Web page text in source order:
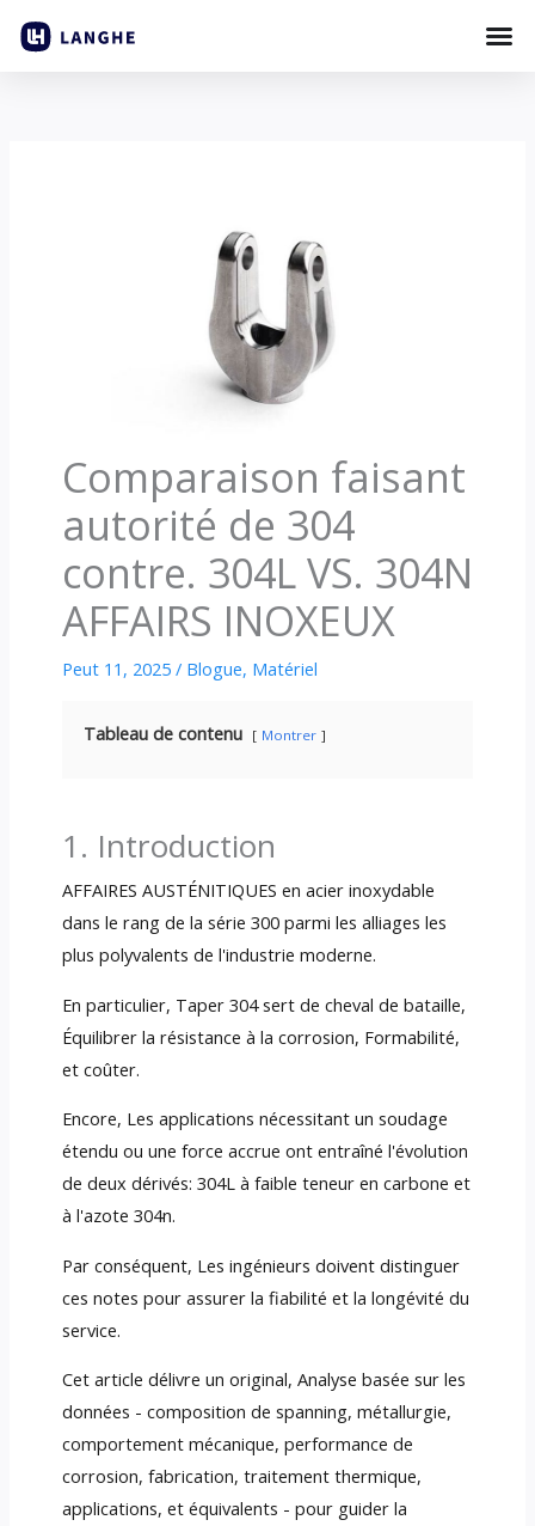
Comparaison faisant
autorité de 304
contre. 304L VS. 304N
AFFAIRS INOXEUX
Peut 11, 2025 / Blogue, Matériel
Tableau de contenu Montrer
1. Introduction
AFFAIRES AUSTÉNITIQUES en acier inoxydable
dans le rang de la série 300 parmi les alliages les
plus polyvalents de l'industrie moderne.
En particulier, Taper 304 sert de cheval de bataille,
Équilibrer la résistance à la corrosion, Formabilité,
et coûter.
Encore, Les applications nécessitant un soudage
étendu ou une force accrue ont entraîné l'évolution
de deux dérivés: 304L à faible teneur en carbone et
à l'azote 304n.
Par conséquent, Les ingénieurs doivent distinguer
ces notes pour assurer la fiabilité et la longévité du
service.
Cet article délivre un original, Analyse basée sur les
données - composition de spanning, métallurgie,
comportement mécanique, performance de
corrosion, fabrication, traitement thermique,
applications, et équivalents - pour guider la